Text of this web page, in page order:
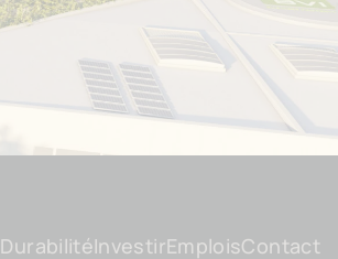
DurabilitéInvestirEmploisContact